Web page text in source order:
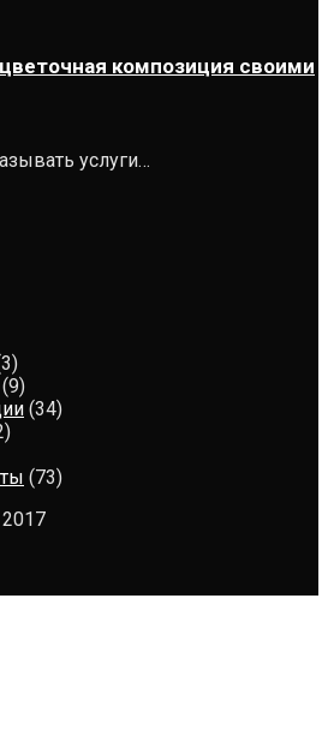
композиция своими
услуги…
(9)
(34)
(73)